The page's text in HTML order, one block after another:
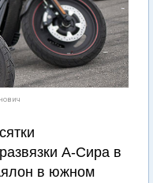
А-Сира в
в южном